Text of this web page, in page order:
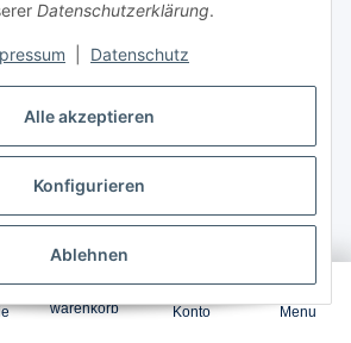
Seiten 1 x3.400
zum 10.Aug.2026
22 Stunden 59 Minuten
0
warenkorb Konto Menu
Datenschutzerklärung.
Datenschutz
Alle akzeptieren
Konfigurieren
Ablehnen